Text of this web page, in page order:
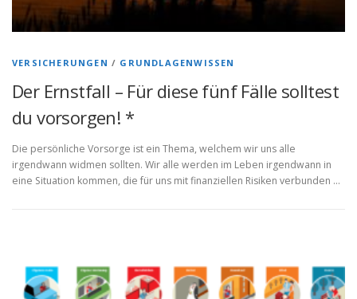
VERSICHERUNGEN / GRUNDLAGENWISSEN
Der Ernstfall – Für diese fünf Fälle solltest
du vorsorgen! *
Die persönliche Vorsorge ist ein Thema, welchem wir uns alle
irgendwann widmen sollten. Wir alle werden im Leben irgendwann in
eine Situation kommen, die für uns mit finanziellen Risiken verbunden …